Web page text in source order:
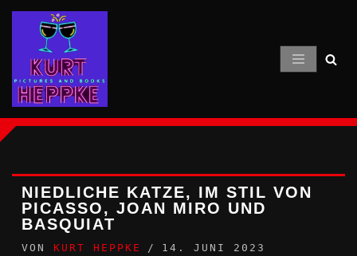
Inhalt
springen
NIEDLICHE KATZE, IM STIL VON
PICASSO, JOAN MIRO UND
BASQUIAT
VON KURT HEPPKE 14. JUNI 2023